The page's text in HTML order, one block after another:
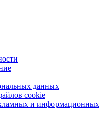
данных
cookie
и информационных